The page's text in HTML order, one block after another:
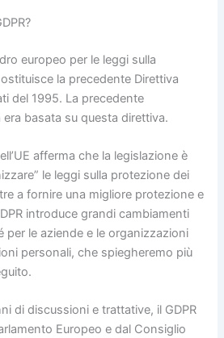
europeo per le leggi sulla
la precedente Direttiva
del 1995. La precedente
basata su questa direttiva.
afferma che la legislazione è
le leggi sulla protezione dei
a fornire una migliore protezione e
introduce grandi cambiamenti
per le aziende e le organizzazioni
personali, che spiegheremo più
di discussioni e trattative, il GDPR
Europeo e dal Consiglio